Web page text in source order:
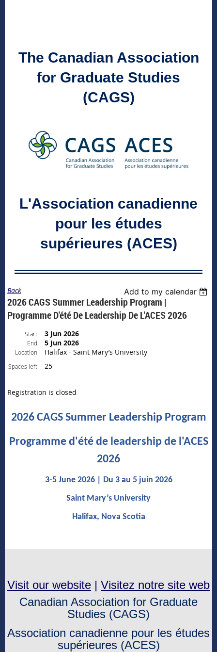
The Canadian Association
for Graduate Studies
(CAGS)
L'Association canadienne
pour les études
supérieures (ACES)
Back Add to my calendar
2026 CAGS Summer Leadership Program |
Programme D'été De Leadership De L'ACES 2026
Start 3 Jun 2026
End 5 Jun 2026
Location Halifax - Saint Mary’s University
Spaces left 25
Registration is closed
2026 CAGS Summer Leadership Program
Programme d'été de leadership de l'ACES
2026
3-5 June 2026 | Du 3 au 5 juin 2026
Saint Mary’s University
Halifax, Nova Scotia
Visit our website | Visitez notre site web
Canadian Association for Graduate
Studies (CAGS)
Association canadienne pour les études
supérieures (ACES)